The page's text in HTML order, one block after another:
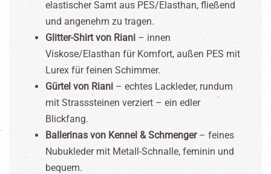
elastischer Samt aus PES/Elasthan, fließend
und angenehm zu tragen.
Glitter-Shirt von Riani – innen
Viskose/Elasthan für Komfort, außen PES mit
Lurex für feinen Schimmer.
Gürtel von Riani – echtes Lackleder, rundum
mit Strasssteinen verziert – ein edler
Blickfang.
Ballerinas von Kennel & Schmenger– feines
Nubukleder mit Metall-Schnalle, feminin und
bequem.